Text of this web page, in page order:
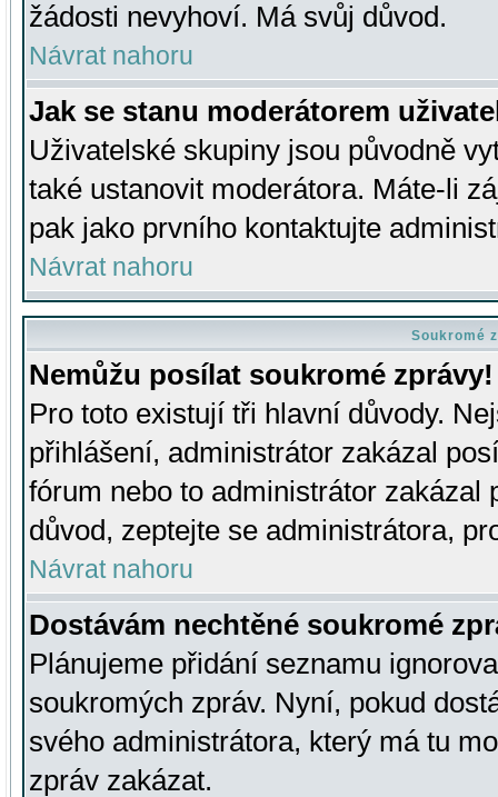
žádosti nevyhoví. Má svůj důvod.
Návrat nahoru
Jak se stanu moderátorem
Uživatelské skupiny jsou původně
také ustanovit moderátora. Máte-li
pak jako prvního kontaktujte
Návrat nahoru
Soukromé
Nemůžu posílat soukromé zprávy!
Pro toto existují tři hlavní důvody.
přihlášení, administrátor zakázal
fórum nebo to administrátor zakázal
důvod, zeptejte se administrátora,
Návrat nahoru
Dostávám nechtěné soukromé
Plánujeme přidání seznamu
soukromých zpráv. Nyní, pokud
svého administrátora, který má tu
zpráv zakázat.